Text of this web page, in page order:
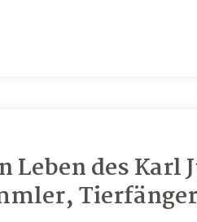
des Karl